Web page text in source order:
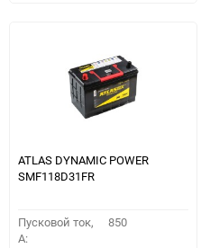
ATLAS DYNAMIC POWER
SMF118D31FR
Пусковой ток,
A:
850